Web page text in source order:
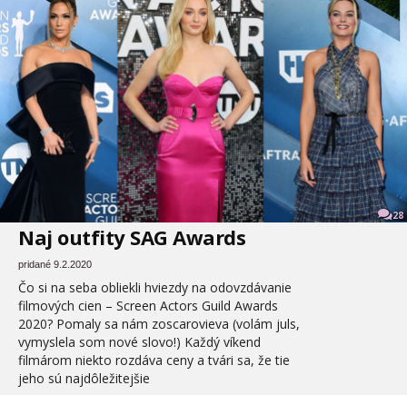
28
Naj outfity SAG Awards
pridané 9.2.2020
Čo si na seba obliekli hviezdy na odovzdávanie
filmových cien – Screen Actors Guild Awards
2020? Pomaly sa nám zoscarovieva (volám juls,
vymyslela som nové slovo!) Každý víkend
filmárom niekto rozdáva ceny a tvári sa, že tie
jeho sú najdôležitejšie